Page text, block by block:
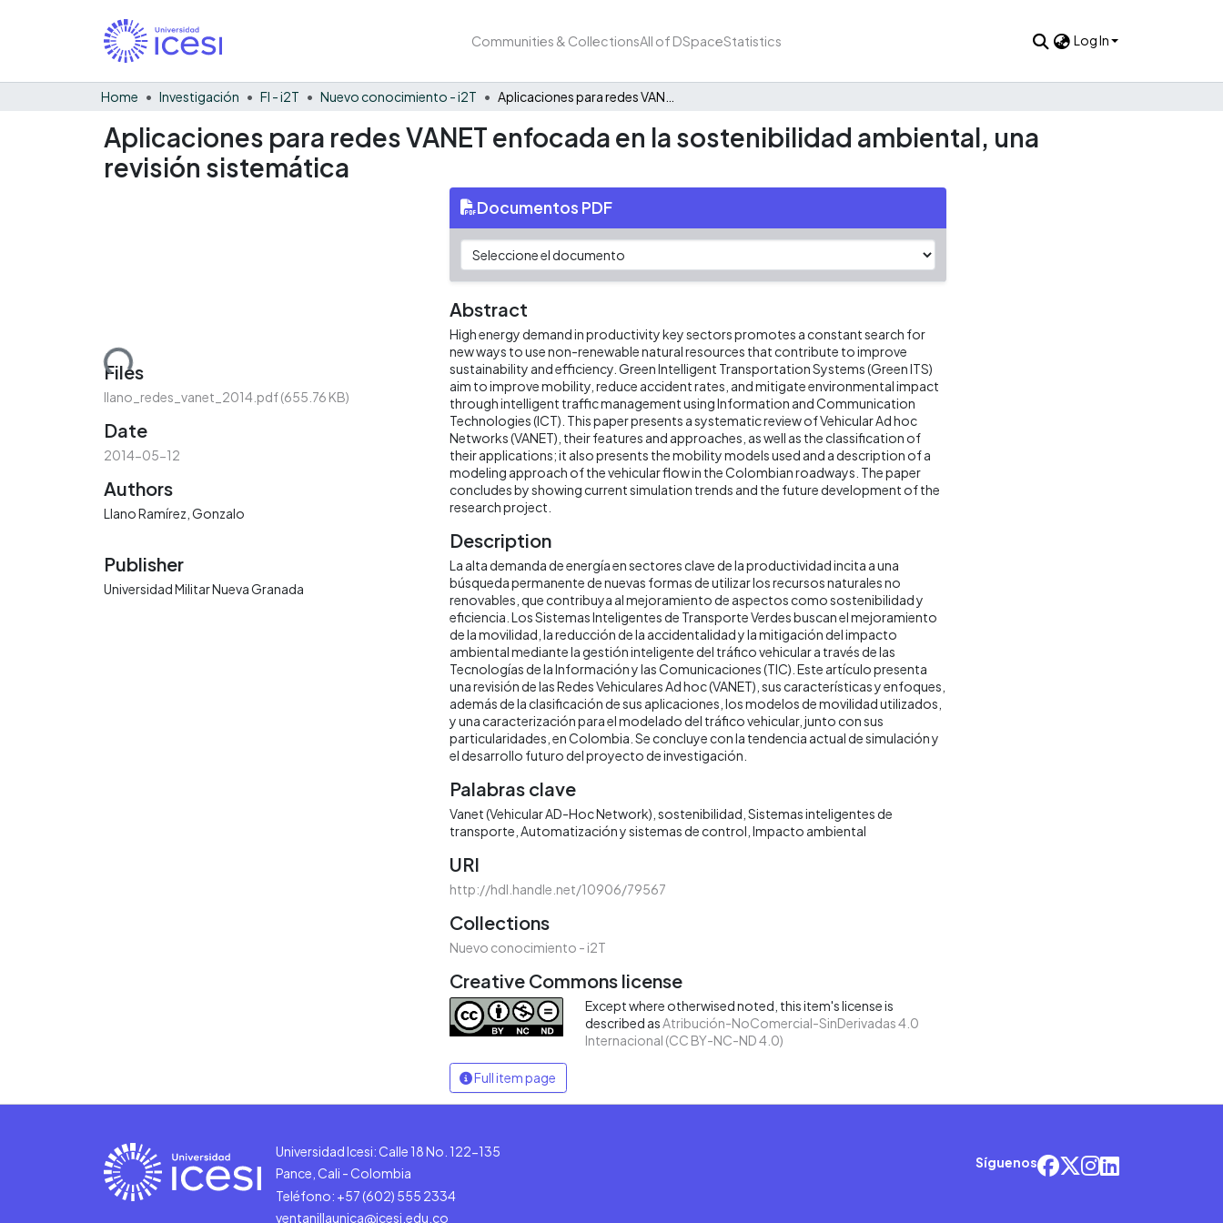
Communities & CollectionsAll of DSpaceStatistics Log In
Home Investigación FI - i2T Nuevo conocimiento - i2T
Aplicaciones para redes VANET enfocada en la sostenibilidad ambiental, una
revisión sistemática
Loading...
Files
llano_redes_vanet_2014.pdf(655.76 KB)
Date
2014-05-12
Authors
Llano Ramírez, Gonzalo
Publisher
Universidad Militar Nueva Granada
Documentos PDF
Abstract
High energy demand in productivity key sectors promotes a constant search for
new ways to use non-renewable natural resources that contribute to improve
sustainability and efficiency. Green Intelligent Transportation Systems (Green ITS)
aim to improve mobility, reduce accident rates, and mitigate environmental impact
through intelligent traffic management using Information and Communication
Technologies (ICT). This paper presents a systematic review of Vehicular Ad hoc
Networks (VANET), their features and approaches, as well as the classification of
their applications; it also presents the mobility models used and a description of a
modeling approach of the vehicular flow in the Colombian roadways. The paper
concludes by showing current simulation trends and the future development of the
research project.
Description
La alta demanda de energía en sectores clave de la productividad incita a una
búsqueda permanente de nuevas formas de utilizar los recursos naturales no
renovables, que contribuya al mejoramiento de aspectos como sostenibilidad y
eficiencia. Los Sistemas Inteligentes de Transporte Verdes buscan el mejoramiento
de la movilidad, la reducción de la accidentalidad y la mitigación del impacto
ambiental mediante la gestión inteligente del tráfico vehicular a través de las
Tecnologías de la Información y las Comunicaciones (TIC). Este artículo presenta
una revisión de las Redes Vehiculares Ad hoc (VANET), sus características y enfoques,
además de la clasificación de sus aplicaciones, los modelos de movilidad utilizados,
y una caracterización para el modelado del tráfico vehicular, junto con sus
particularidades, en Colombia. Se concluye con la tendencia actual de simulación y
el desarrollo futuro del proyecto de investigación.
Palabras clave
Vanet (Vehicular AD-Hoc Network) sostenibilidad Sistemas inteligentes de
transporte Automatización y sistemas de control Impacto ambiental
URI
http://hdl.handle.net/10906/79567
Collections
Nuevo conocimiento - i2T
Creative Commons license
Except where otherwised noted, this item's license is
described as Atribución-NoComercial-SinDerivadas 4.0
Internacional (CC BY-NC-ND 4.0)
Full item page
Universidad Icesi: Calle 18 No. 122-135
Pance, Cali - Colombia
Teléfono: +57 (602) 555 2334
ventanillaunica@icesi.edu.co
Síguenos